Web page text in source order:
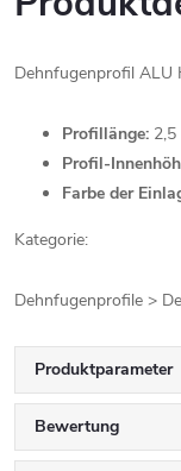
Dehnfugenprofil ALU
Profillänge: 2,5
Profil-
Farbe der
Kategorie:
Dehnfugenprofile >
Produktparameter
Bewertung